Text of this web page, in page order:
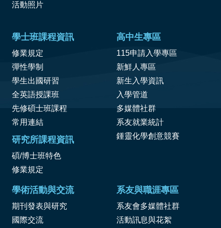
活動照片
學士班課程資訊
修業規定
彈性學制
學生出國研習
全英語授課班
先修碩士班課程
常用連結
研究所課程資訊
碩/博士班特色
修業規定
高中生專區
115申請入學專區
新鮮人專區
新生入學資訊
入學管道
多媒體社群
系友就業統計
鍾靈化學創意競賽
學術活動與交流
期刊發表與研究
國際交流
系友與職涯專區
系友會多媒體社群
活動訊息與花絮